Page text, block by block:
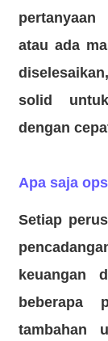
atau ada
solid
dengan
Apa saja
Setiap
keuangan
beberapa
tambahan